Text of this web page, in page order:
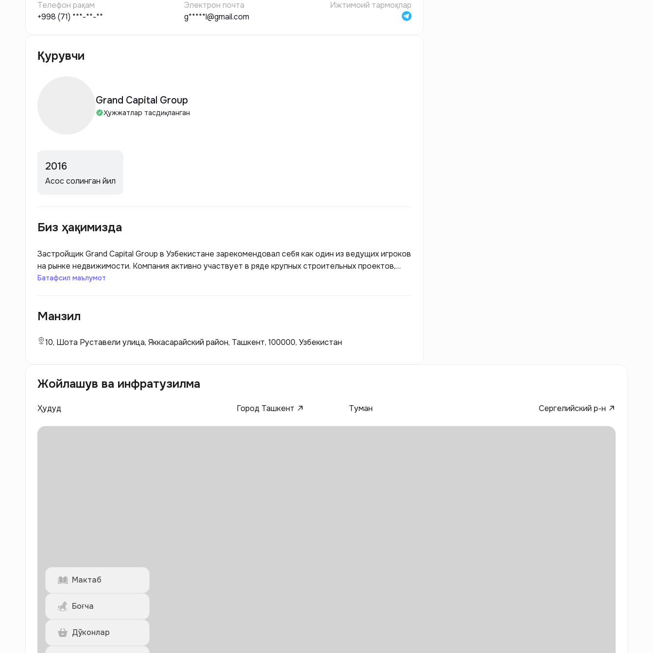
Телефон рақам
+998 (71) ***-**-**
Электрон почта
g*****l@gmail.com
Ижтимоий тармоқлар
Қурувчи
Grand Capital Group
Ҳужжатлар тасдиқланган
2016
Асос солинган йил
Биз ҳақимизда
Застройщик Grand Capital Group в Узбекистане зарекомендовал себя как один из ведущих игроков
на рынке недвижимости. Компания активно участвует в ряде крупных строительных проектов,
направленных на создание современных жилых и коммерческих комплексов. Grand Capital Group
Батафсил маълумот
Манзил
10, Шота Руставели улица, Яккасарайский район, Ташкент, 100000, Узбекистан
Жойлашув ва инфратузилма
Ҳудуд Город Ташкент Туман Сергелийский р-н
Мактаб
Боғча
Дўконлар